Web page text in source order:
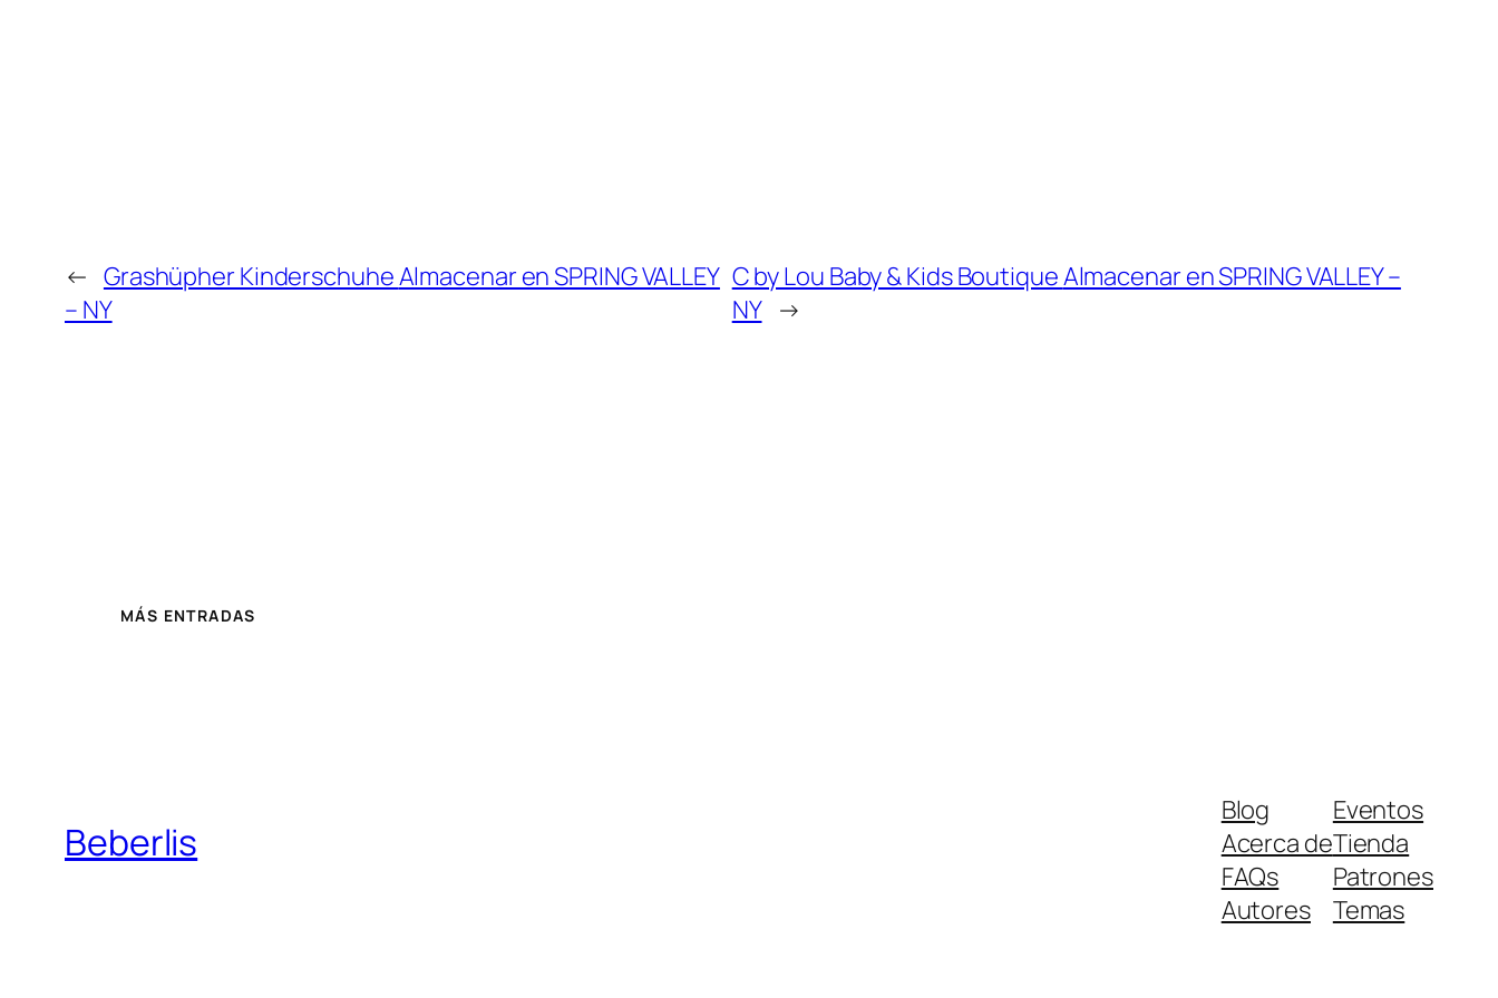
← Grashüpher KinderschuheAlmacenar en SPRING VALLEY
– NY
C by Lou Baby & Kids BoutiqueAlmacenar en SPRING VALLEY –
NY →
MÁS ENTRADAS
Beberlis
Blog
Acerca de
FAQs
Autores
Eventos
Tienda
Patrones
Temas